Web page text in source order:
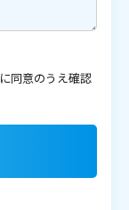
に同意のうえ確認